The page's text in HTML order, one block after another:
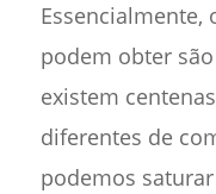
Essencialmente,
podem obter
existem
diferentes de
podemos